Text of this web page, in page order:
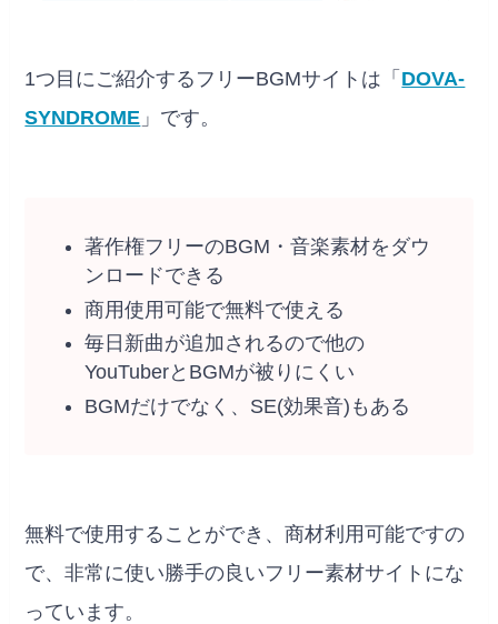
1つ目にご紹介するフリーBGMサイトは「 DOVA-
SYNDROME 」です。
著作権フリーのBGM・音楽素材をダウ
ンロードできる
商用使用可能で無料で使える
毎日新曲が追加されるので他の
YouTuberとBGMが被りにくい
BGMだけでなく、SE(効果音)もある
無料で使用することができ、商材利用可能ですの
で、非常に使い勝手の良いフリー素材サイトにな
っています。